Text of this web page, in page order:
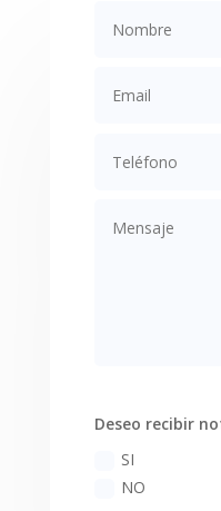
Deseo recibir
SI
NO